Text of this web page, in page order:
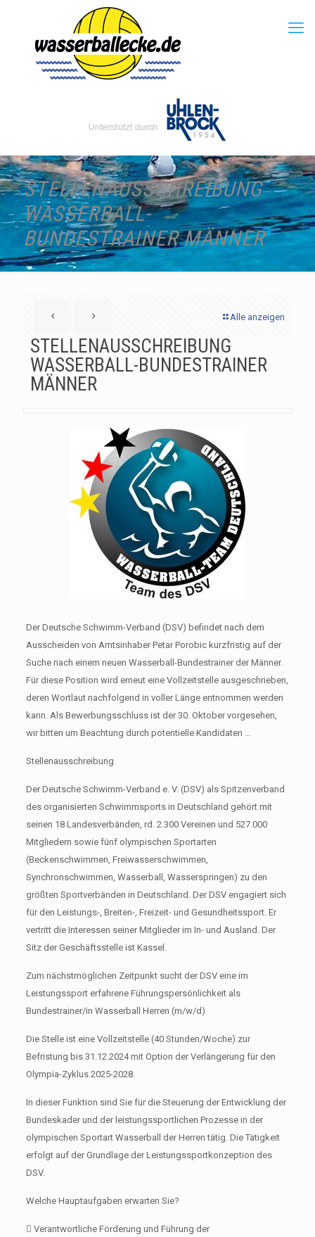
STELLENAUSSCHREIBUNG
WASSERBALL-
BUNDESTRAINER MÄNNER
Alle anzeigen
STELLENAUSSCHREIBUNG
WASSERBALL-BUNDESTRAINER
MÄNNER
Der Deutsche Schwimm-Verband (DSV) befindet nach dem
Ausscheiden von Amtsinhaber Petar Porobic kurzfristig auf der
Suche nach einem neuen Wasserball-Bundestrainer der Männer.
Für diese Position wird erneut eine Vollzeitstelle ausgeschrieben,
deren Wortlaut nachfolgend in voller Länge entnommen werden
kann. Als Bewerbungsschluss ist der 30. Oktober vorgesehen,
wir bitten um Beachtung durch potentielle Kandidaten …
Stellenausschreibung
Der Deutsche Schwimm-Verband e. V. (DSV) als Spitzenverband
des organisierten Schwimmsports in Deutschland gehört mit
seinen 18 Landesverbänden, rd. 2.300 Vereinen und 527.000
Mitgliedern sowie fünf olympischen Sportarten
(Beckenschwimmen, Freiwasserschwimmen,
Synchronschwimmen, Wasserball, Wasserspringen) zu den
größten Sportverbänden in Deutschland. Der DSV engagiert sich
für den Leistungs-, Breiten-, Freizeit- und Gesundheitssport. Er
vertritt die Interessen seiner Mitglieder im In- und Ausland. Der
Sitz der Geschäftsstelle ist Kassel.
Zum nächstmöglichen Zeitpunkt sucht der DSV eine im
Leistungssport erfahrene Führungspersönlichkeit als
Bundestrainer/in Wasserball Herren (m/w/d)
Die Stelle ist eine Vollzeitstelle (40 Stunden/Woche) zur
Befristung bis 31.12.2024 mit Option der Verlängerung für den
Olympia-Zyklus 2025-2028.
In dieser Funktion sind Sie für die Steuerung der Entwicklung der
Bundeskader und der leistungssportlichen Prozesse in der
olympischen Sportart Wasserball der Herren tätig. Die Tätigkeit
erfolgt auf der Grundlage der Leistungssportkonzeption des
DSV.
Welche Hauptaufgaben erwarten Sie?
 Verantwortliche Förderung und Führung der